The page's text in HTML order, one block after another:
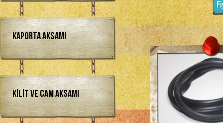
Kaporta Aksamı
Kilit ve Cam Aksamı